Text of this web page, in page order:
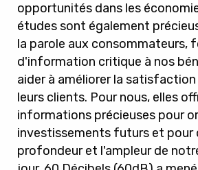
opportunités dans les
études sont également
la parole aux consommateurs,
d'information critique à nos
aider à améliorer la
leurs clients. Pour nous, elles
informations précieuses pour
investissements futurs et pour
profondeur et l'ampleur de